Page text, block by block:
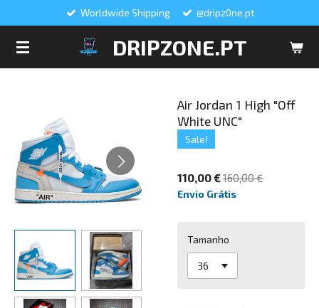
DRIPZONE.PT
Worldwide Shipping @dripz0ne.pt
Air Jordan 1 High "Off
White UNC"
Sale!
110,00 €160,00 €
Envio Grátis
Tamanho